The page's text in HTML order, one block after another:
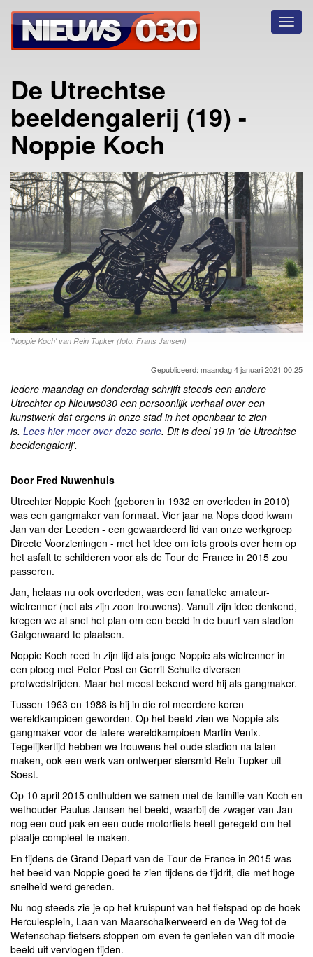
De Utrechtse
beeldengalerij (19) -
Noppie Koch
'Noppie Koch' van Rein Tupker (foto: Frans Jansen)
Gepubliceerd: maandag 4 januari 2021 00:25
Iedere maandag en donderdag schrijft steeds een andere
Utrechter op Nieuws030 een persoonlijk verhaal over een
kunstwerk dat ergens in onze stad in het openbaar te zien
is. Lees hier meer over deze serie. Dit is deel 19 in 'de Utrechtse
beeldengalerij'.
Door Fred Nuwenhuis
Utrechter Noppie Koch (geboren in 1932 en overleden in 2010)
was een gangmaker van formaat. Vier jaar na Nops dood kwam
Jan van der Leeden - een gewaardeerd lid van onze werkgroep
Directe Voorzieningen - met het idee om iets groots over hem op
het asfalt te schilderen voor als de Tour de France in 2015 zou
passeren.
Jan, helaas nu ook overleden, was een fanatieke amateur-
wielrenner (net als zijn zoon trouwens). Vanuit zijn idee denkend,
kregen we al snel het plan om een beeld in de buurt van stadion
Galgenwaard te plaatsen.
Noppie Koch reed in zijn tijd als jonge Noppie als wielrenner in
een ploeg met Peter Post en Gerrit Schulte diversen
profwedstrijden. Maar het meest bekend werd hij als gangmaker.
Tussen 1963 en 1988 is hij in die rol meerdere keren
wereldkampioen geworden. Op het beeld zien we Noppie als
gangmaker voor de latere wereldkampioen Martin Venix.
Tegelijkertijd hebben we trouwens het oude stadion na laten
maken, ook een werk van ontwerper-siersmid Rein Tupker uit
Soest.
Op 10 april 2015 onthulden we samen met de familie van Koch en
wethouder Paulus Jansen het beeld, waarbij de zwager van Jan
nog een oud pak en een oude motorfiets heeft geregeld om het
plaatje compleet te maken.
En tijdens de Grand Depart van de Tour de France in 2015 was
het beeld van Noppie goed te zien tijdens de tijdrit, die met hoge
snelheid werd gereden.
Nu nog steeds zie je op het kruispunt van het fietspad op de hoek
Herculesplein, Laan van Maarschalkerweerd en de Weg tot de
Wetenschap fietsers stoppen om even te genieten van dit mooie
beeld uit vervlogen tijden.